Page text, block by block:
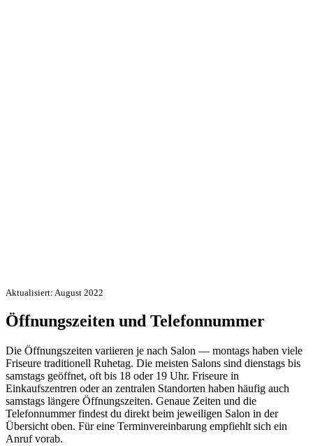
Aktualisiert: August 2022
Öffnungszeiten und Telefonnummer
Die Öffnungszeiten variieren je nach Salon — montags haben viele
Friseure traditionell Ruhetag. Die meisten Salons sind dienstags bis
samstags geöffnet, oft bis 18 oder 19 Uhr. Friseure in
Einkaufszentren oder an zentralen Standorten haben häufig auch
samstags längere Öffnungszeiten. Genaue Zeiten und die
Telefonnummer findest du direkt beim jeweiligen Salon in der
Übersicht oben. Für eine Terminvereinbarung empfiehlt sich ein
Anruf vorab.